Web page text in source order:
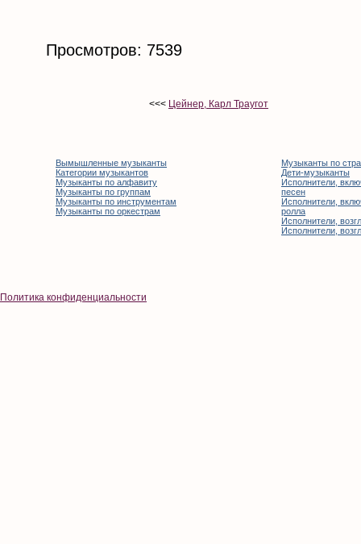
Просмотров: 7539
<<< Цейнер, Карл Траугот
Вымышленные музыканты
Категории музыкантов
Музыканты по алфавиту
Музыканты по группам
Музыканты по инструментам
Музыканты по оркестрам
Музыканты по
Дети-музыканты
Исполнители,
песен
Исполнители,
ролла
Исполнители,
Исполнители,
Политика конфиденциальности